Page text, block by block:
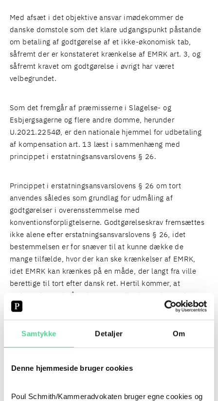
Samtykke Detaljer Om
Denne hjemmeside bruger cookies
Poul Schmith/Kammeradvokaten bruger egne cookies og
Med afsæt i det objektive ansvar imødekommer de
danske domstole som det klare udgangspunkt påstande
om betaling af godtgørelse af et ikke-økonomisk tab,
såfremt der er konstateret krænkelse af EMRK art. 3, og
såfremt kravet om godtgørelse i øvrigt har været
velbegrundet.
Som det fremgår af præmisserne i Slagelse- og
Esbjergsagerne og flere andre domme, herunder
U.2021.2254Ø, er den nationale hjemmel for udbetaling
af kompensation art. 13 læst i sammenhæng med
princippet ierstatningsansvarslovens § 26 .
Princippet ierstatningsansvarslovens § 26 om tort
anvendes således som grundlag for udmåling af
godtgørelser i overensstemmelse med
konventionsforpligtelserne. Godtgørelseskrav fremsættes
ikke alene efter erstatningsansvarslovens § 26, idet
bestemmelsen er for snæver til at kunne dække de
mange tilfælde, hvor der kan ske krænkelser af EMRK,
idet EMRK kan krænkes på en måde, der langt fra ville
berettige til tort efter dansk ret. Hertil kommer, at
såfremt godtgørelsen alene udmåles efter
erstatningsansvarslovens § 26.
Kompensation efter EMRK art. 13 kan bestå i erstatning
økonomisk tab.